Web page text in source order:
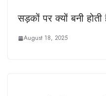
सड़कों पर क्यों बनी
August 18, 2025